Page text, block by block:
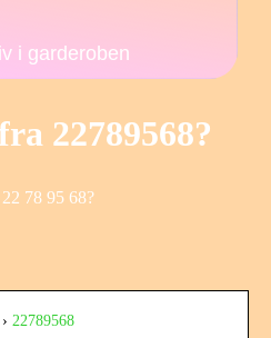
i garderoben
22789568?
78 95 68?
22789568